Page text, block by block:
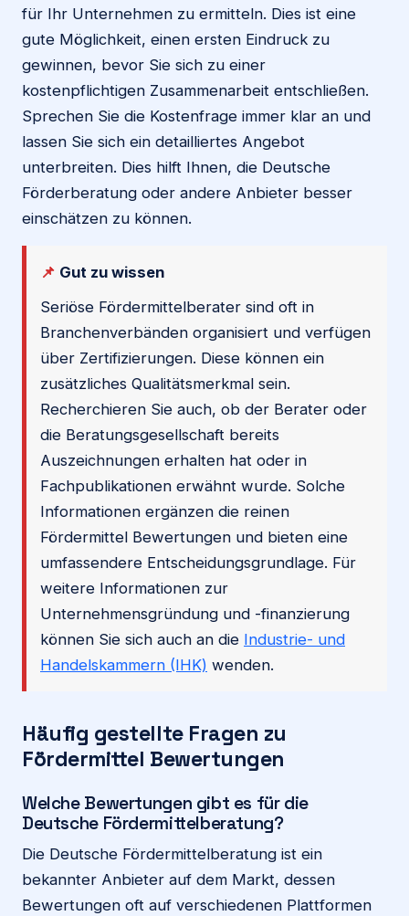
für Ihr Unternehmen zu ermitteln. Dies ist eine
gute Möglichkeit, einen ersten Eindruck zu
gewinnen, bevor Sie sich zu einer
kostenpflichtigen Zusammenarbeit entschließen.
Sprechen Sie die Kostenfrage immer klar an und
lassen Sie sich ein detailliertes Angebot
unterbreiten. Dies hilft Ihnen, die Deutsche
Förderberatung oder andere Anbieter besser
einschätzen zu können.
📌 Gut zu wissen
Seriöse Fördermittelberater sind oft in
Branchenverbänden organisiert und verfügen
über Zertifizierungen. Diese können ein
zusätzliches Qualitätsmerkmal sein.
Recherchieren Sie auch, ob der Berater oder
die Beratungsgesellschaft bereits
Auszeichnungen erhalten hat oder in
Fachpublikationen erwähnt wurde. Solche
Informationen ergänzen die reinen
Fördermittel Bewertungen und bieten eine
umfassendere Entscheidungsgrundlage. Für
weitere Informationen zur
Unternehmensgründung und -finanzierung
können Sie sich auch an die Industrie- und
Handelskammern (IHK) wenden.
Häufig gestellte Fragen zu
Fördermittel Bewertungen
Welche Bewertungen gibt es für die
Deutsche Fördermittelberatung?
Die Deutsche Fördermittelberatung ist ein
bekannter Anbieter auf dem Markt, dessen
Bewertungen oft auf verschiedenen Plattformen